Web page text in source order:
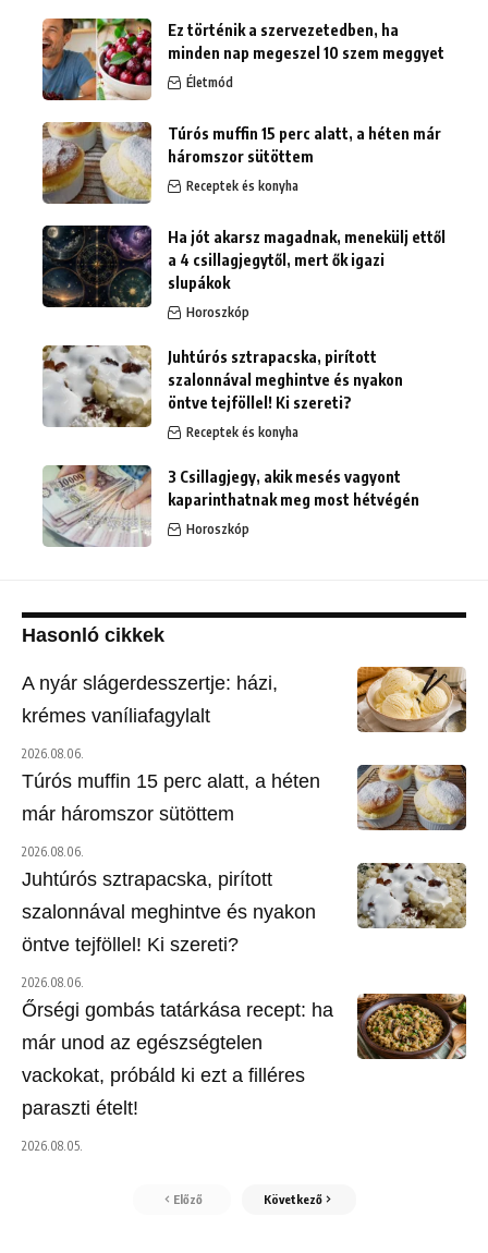
Ez történik a szervezetedben, ha
minden nap megeszel 10 szem meggyet
Életmód
Túrós muffin 15 perc alatt, a héten már
háromszor sütöttem
Receptek és konyha
Ha jót akarsz magadnak, menekülj ettől
a 4 csillagjegytől, mert ők igazi
slupákok
Horoszkóp
Juhtúrós sztrapacska, pirított
szalonnával meghintve és nyakon
öntve tejföllel! Ki szereti?
Receptek és konyha
3 Csillagjegy, akik mesés vagyont
kaparinthatnak meg most hétvégén
Horoszkóp
Hasonló cikkek
A nyár slágerdesszertje: házi,
krémes vaníliafagylalt
2026.08.06.
Túrós muffin 15 perc alatt, a héten
már háromszor sütöttem
2026.08.06.
Juhtúrós sztrapacska, pirított
szalonnával meghintve és nyakon
öntve tejföllel! Ki szereti?
2026.08.06.
Őrségi gombás tatárkása recept: ha
már unod az egészségtelen
vackokat, próbáld ki ezt a filléres
paraszti ételt!
2026.08.05.
Előző Következő